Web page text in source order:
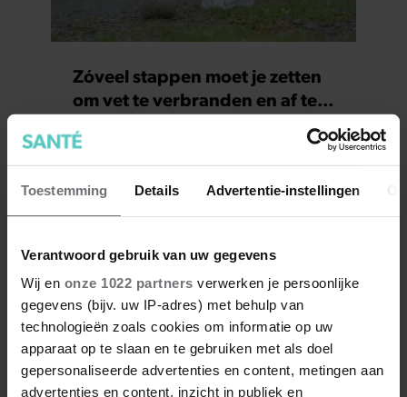
Toestemming Details Advertentie-instellingen
Verantwoord gebruik van uw gegevens
Wij en onze 1022 partners verwerken je persoonlijke
gegevens (bijv. uw IP-adres) met behulp van
technologieën zoals cookies om informatie op uw
apparaat op te slaan en te gebruiken met als doel
gepersonaliseerde advertenties en content, metingen aan
advertenties en content, inzicht in publiek en
Zóveel stappen moet je zetten
om vet te verbranden en af te
vallen
Wat kun je beter op je brood
smeren: roomboter of